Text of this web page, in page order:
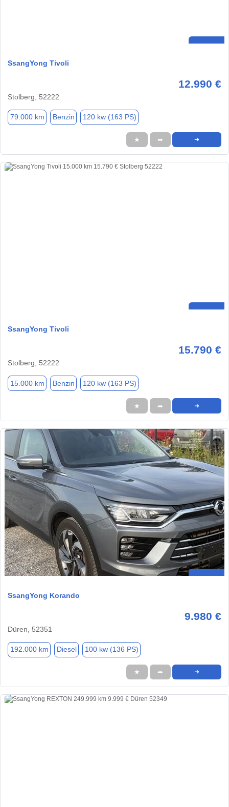
SsangYong Tivoli
12.990 €
Stolberg, 52222
79.000 km Benzin 120 kw (163 PS)
★ ➦ ➜
SsangYong Tivoli
15.790 €
Stolberg, 52222
15.000 km Benzin 120 kw (163 PS)
★ ➦ ➜
SsangYong Korando
9.980 €
Düren, 52351
192.000 km Diesel 100 kw (136 PS)
★ ➦ ➜